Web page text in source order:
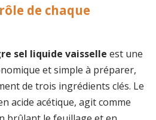
de chaque
sel liquide vaisselle est une
et simple à préparer,
de trois ingrédients clés. Le
acide acétique, agit comme